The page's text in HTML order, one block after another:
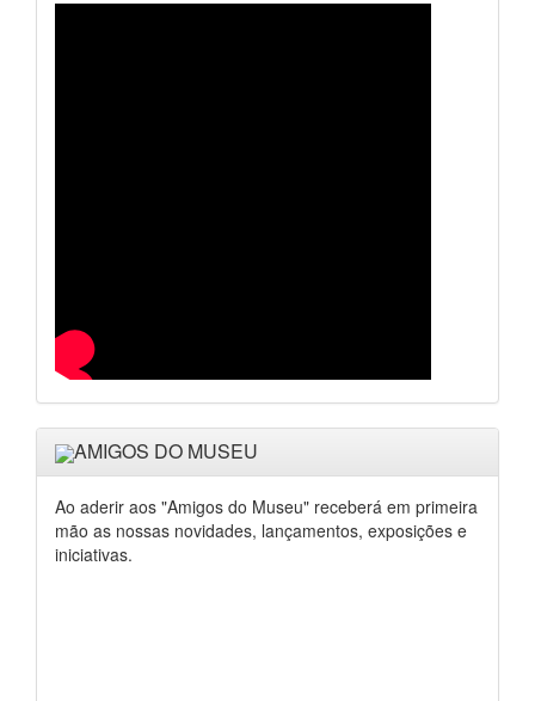
AMIGOS DO MUSEU
Ao aderir aos "Amigos do Museu" receberá em primeira
mão as nossas novidades, lançamentos, exposições e
iniciativas.